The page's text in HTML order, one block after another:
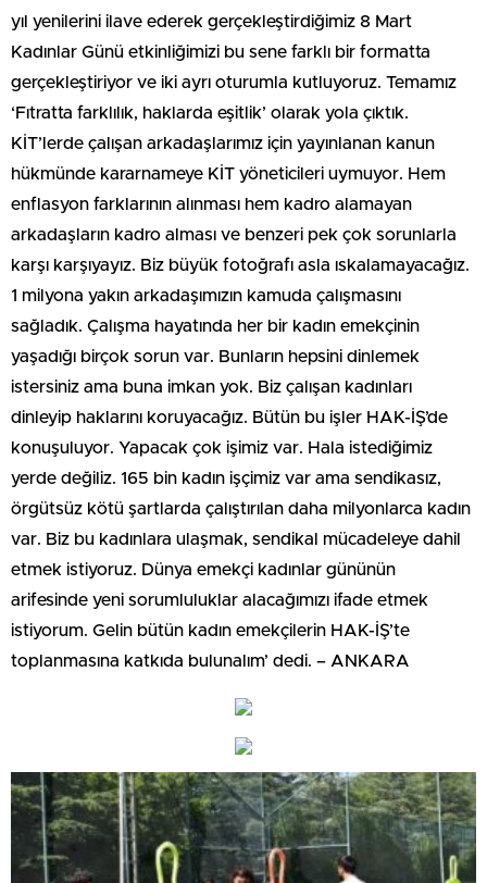
yıl yenilerini ilave ederek gerçekleştirdiğimiz 8 Mart
Kadınlar Günü etkinliğimizi bu sene farklı bir formatta
gerçekleştiriyor ve iki ayrı oturumla kutluyoruz. Temamız
‘Fıtratta farklılık, haklarda eşitlik’ olarak yola çıktık.
KİT’lerde çalışan arkadaşlarımız için yayınlanan kanun
hükmünde kararnameye KİT yöneticileri uymuyor. Hem
enflasyon farklarının alınması hem kadro alamayan
arkadaşların kadro alması ve benzeri pek çok sorunlarla
karşı karşıyayız. Biz büyük fotoğrafı asla ıskalamayacağız.
1 milyona yakın arkadaşımızın kamuda çalışmasını
sağladık. Çalışma hayatında her bir kadın emekçinin
yaşadığı birçok sorun var. Bunların hepsini dinlemek
istersiniz ama buna imkan yok. Biz çalışan kadınları
dinleyip haklarını koruyacağız. Bütün bu işler HAK-İŞ’de
konuşuluyor. Yapacak çok işimiz var. Hala istediğimiz
yerde değiliz. 165 bin kadın işçimiz var ama sendikasız,
örgütsüz kötü şartlarda çalıştırılan daha milyonlarca kadın
var. Biz bu kadınlara ulaşmak, sendikal mücadeleye dahil
etmek istiyoruz. Dünya emekçi kadınlar gününün
arifesinde yeni sorumluluklar alacağımızı ifade etmek
istiyorum. Gelin bütün kadın emekçilerin HAK-İŞ’te
toplanmasına katkıda bulunalım’ dedi. – ANKARA